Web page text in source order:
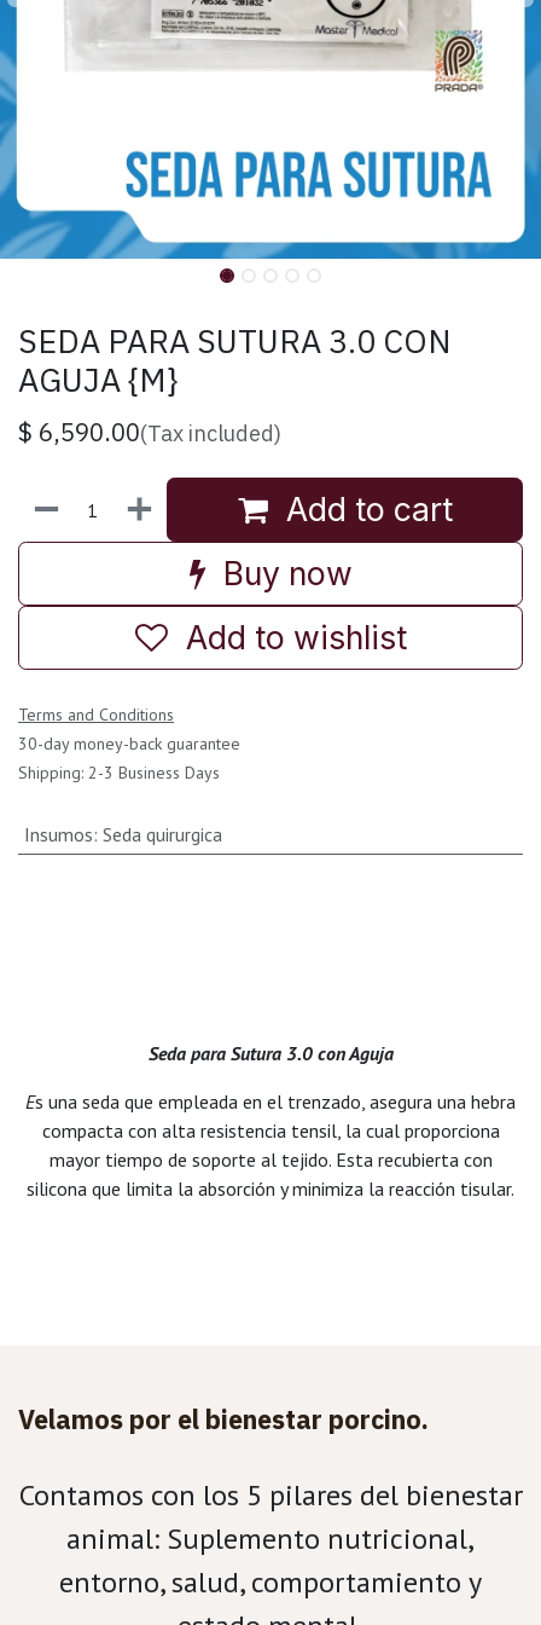
SEDA PARA SUTURA 3.0 CON
AGUJA {M}
$ 6,590.00(Tax included)
Add to cart
Buy now
Add to wishlist
Terms and Conditions
30-day money-back guarantee
Shipping: 2-3 Business Days
Insumos: Seda quirurgica
Seda para Sutura 3.0 con Aguja
Es una seda que empleada en el trenzado, asegura una hebra
compacta con alta resistencia tensil, la cual proporciona
mayor tiempo de soporte al tejido. Esta recubierta con
silicona que limita la absorción y minimiza la reacción tisular.
Velamos por el bienestar porcino.
Contamos con los 5 pilares del bienestar
animal: Suplemento nutricional,
entorno, salud, comportamiento y